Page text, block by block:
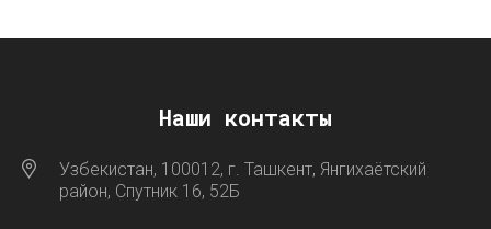
Наши контакты
Узбекистан, 100012, г. Ташкент, Янгихаётский
район, Спутник 16, 52Б